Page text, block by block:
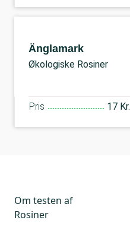
Änglamark
Økologiske Rosiner
Pris 17 Kr.
Om testen af
Rosiner